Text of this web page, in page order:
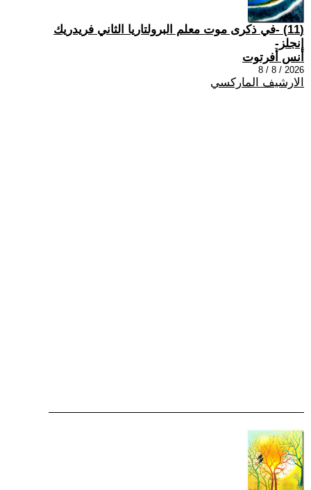
(11) -في ذكرى موت معلم البرولتاريا الثاني فريدريك
إنجلز-
أنس أفرتوت
2026 / 8 / 8
الارشيف الماركسي